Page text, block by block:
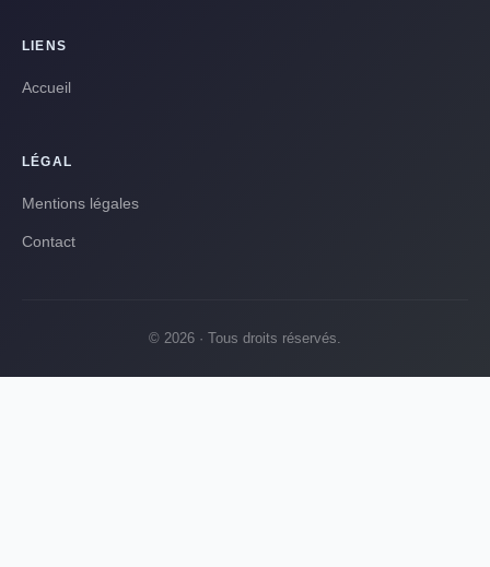
LIENS
Accueil
LÉGAL
Mentions légales
Contact
© 2026 · Tous droits réservés.